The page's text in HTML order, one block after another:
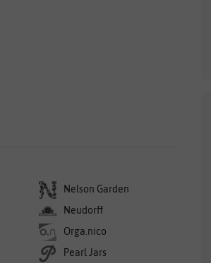
Nelson Garden
Neudorff
Orga.nico
Pearl Jars